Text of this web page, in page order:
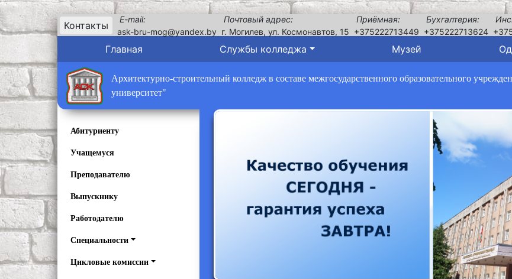
Контакты
E-mail:
ask-bru-mog@yandex.by
Почтовый адрес:
г. Могилев, ул. Космонавтов, 15
Приёмная:
+375222713449
Бухгалтерия:
+375222713624
Главная Службы колледжа Музей
Архитектурно-строительный колледж в составе межгосударственного образовательного
университет"
Абитуриенту
Учащемуся
Преподавателю
Выпускнику
Работодателю
Специальности
Цикловые комиссии